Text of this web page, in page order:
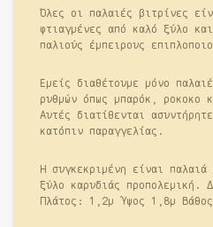
Όλες οι παλαιές βιτρίνες
φτιαγμένες από καλό ξύλο
παλιούς έμπειρους
Εμείς διαθέτουμε μόνο
ρυθμών όπως μπαρόκ, ροκοκο
Αυτές διατίθενται
κατόπιν παραγγελίας.
Η συγκεκριμένη είναι
ξύλο καρυδιάς προπολεμική.
Πλάτος: 1,2μ Ύψος 1,8μ